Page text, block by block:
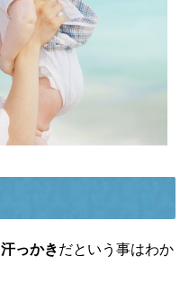
汗っかきだという事はわか